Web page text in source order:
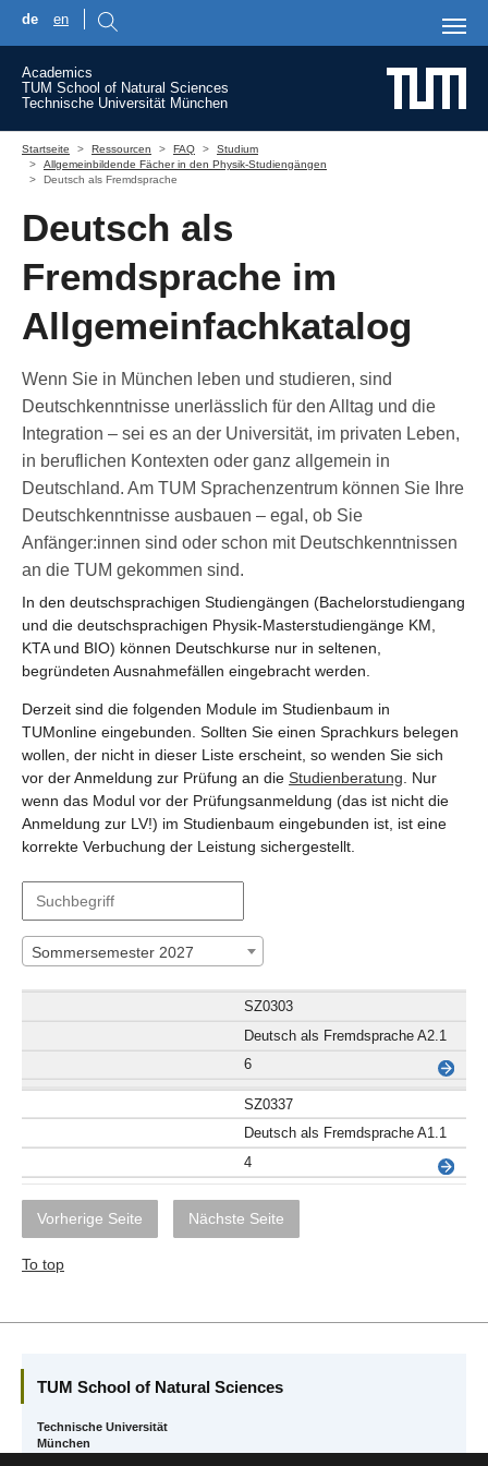
de en
Academics
TUM School of Natural Sciences
Technische Universität München
Startseite
Ressourcen FAQ
Studium
Allgemeinbildende Fächer in den Physik-Studiengängen
Deutsch als Fremdsprache
Deutsch als
Fremdsprache im
Allgemeinfachkatalog
Wenn Sie in München leben und studieren, sind
Deutschkenntnisse unerlässlich für den Alltag und die
Integration – sei es an der Universität, im privaten Leben,
in beruflichen Kontexten oder ganz allgemein in
Deutschland. Am TUM Sprachenzentrum können Sie Ihre
Deutschkenntnisse ausbauen – egal, ob Sie
Anfänger:innen sind oder schon mit Deutschkenntnissen
an die TUM gekommen sind.
In den deutschsprachigen Studiengängen (Bachelorstudiengang
und die deutschsprachigen Physik-Masterstudiengänge KM,
KTA und BIO) können Deutschkurse nur in seltenen,
begründeten Ausnahmefällen eingebracht werden.
Derzeit sind die folgenden Module im Studienbaum in
TUMonline eingebunden. Sollten Sie einen Sprachkurs belegen
wollen, der nicht in dieser Liste erscheint, so wenden Sie sich
vor der Anmeldung zur Prüfung an die Studienberatung . Nur
wenn das Modul vor der Prüfungsanmeldung (das ist nicht die
Anmeldung zur LV!) im Studienbaum eingebunden ist, ist eine
korrekte Verbuchung der Leistung sichergestellt.
Sommersemester 2027
SZ0303
Deutsch als Fremdsprache A2.1
6
SZ0337
Deutsch als Fremdsprache A1.1
4
Vorherige Seite Nächste Seite
To top
TUM School of Natural Sciences
Technische Universität
München